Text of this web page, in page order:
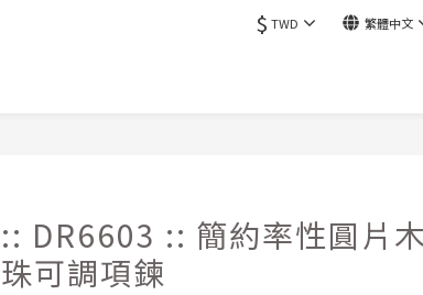
$ TWD 繁體中文
:: DR6603 :: 簡約率性圓片木
珠可調項鍊